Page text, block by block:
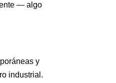
— algo
y
industrial.